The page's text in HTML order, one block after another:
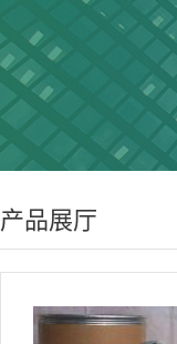
产品展厅